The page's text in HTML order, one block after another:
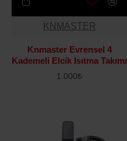
KNMASTER
Knmaster Evrensel 4
Kademeli Elcik Isıtma Takımı
1.000₺